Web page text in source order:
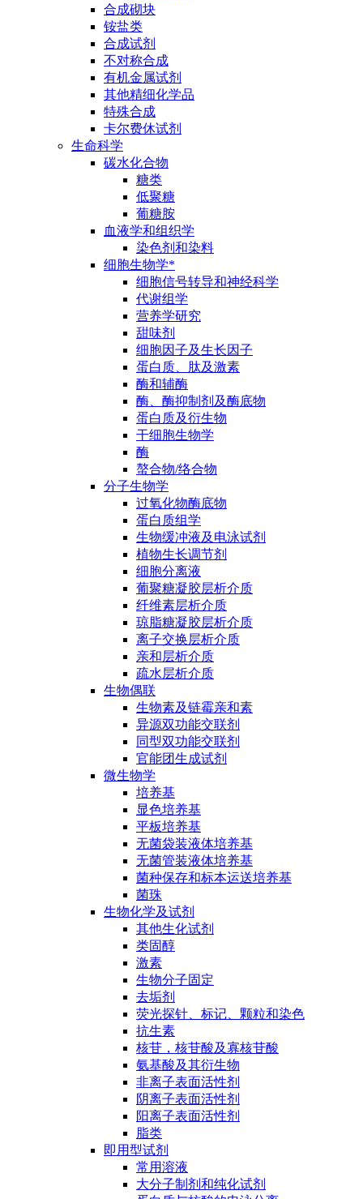
合成砌块
铵盐类
合成试剂
不对称合成
有机金属试剂
其他精细化学品
特殊合成
卡尔费休试剂
生命科学
碳水化合物
糖类
低聚糖
葡糖胺
血液学和组织学
染色剂和染料
细胞生物学*
细胞信号转导和神经科学
代谢组学
营养学研究
甜味剂
细胞因子及生长因子
蛋白质、肽及激素
酶和辅酶
酶、酶抑制剂及酶底物
蛋白质及衍生物
干细胞生物学
酶
螯合物/络合物
分子生物学
过氧化物酶底物
蛋白质组学
生物缓冲液及电泳试剂
植物生长调节剂
细胞分离液
葡聚糖凝胶层析介质
纤维素层析介质
琼脂糖凝胶层析介质
离子交换层析介质
亲和层析介质
疏水层析介质
生物偶联
生物素及链霉亲和素
异源双功能交联剂
同型双功能交联剂
官能团生成试剂
微生物学
培养基
显色培养基
平板培养基
无菌袋装液体培养基
无菌管装液体培养基
菌种保存和标本运送培养基
菌珠
生物化学及试剂
其他生化试剂
类固醇
激素
生物分子固定
去垢剂
荧光探针、标记、颗粒和染色
抗生素
核苷，核苷酸及寡核苷酸
氨基酸及其衍生物
非离子表面活性剂
阴离子表面活性剂
阳离子表面活性剂
脂类
即用型试剂
常用溶液
大分子制剂和纯化试剂